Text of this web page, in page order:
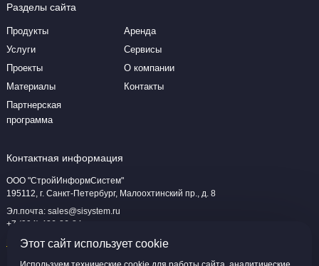
Разделы сайта
Продукты
Аренда
Услуги
Сервисы
Проекты
О компании
Материалы
Контакты
Партнерская
программа
Контактная информация
ООО "СтройИнформСистем"
195112, г. Санкт-Петербург, Малоохтинский пр., д. 8
Эл.почта: sales@sisystem.ru
+7 (994) 426-86-84
Посмотреть на карте
Этот сайт использует cookie